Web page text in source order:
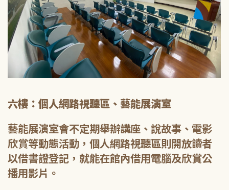
六樓：個人網路視聽區、藝能展演室
藝能展演室會不定期舉辦講座、說故事、電影
欣賞等動態活動，個人網路視聽區則開放讀者
以借書證登記，就能在館內借用電腦及欣賞公
播用影片。